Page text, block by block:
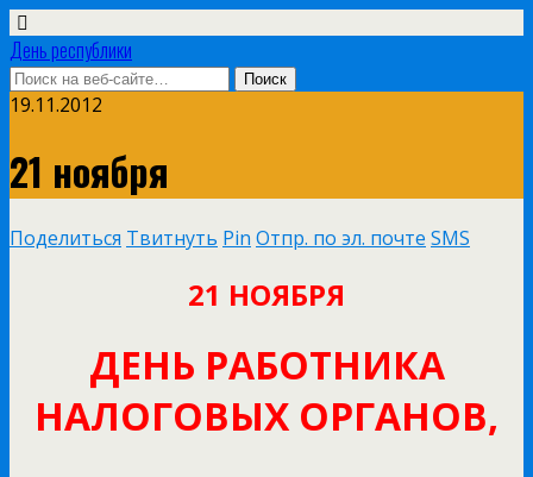
День республики
19.11.2012
21 ноября
Поделиться Твитнуть Pin Отпр. по эл. почте SMS
21 НОЯБРЯ
ДЕНЬ РАБОТНИКА
НАЛОГОВЫХ ОРГАНОВ,